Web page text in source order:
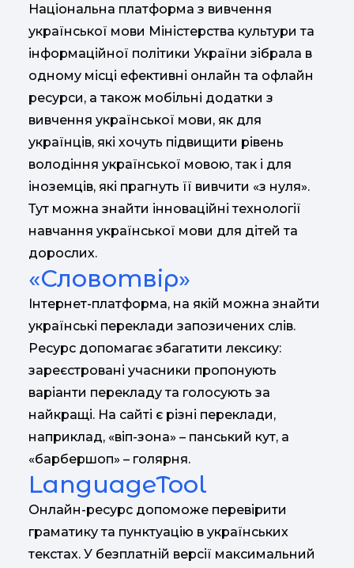
Національна платформа з вивчення
української мови Міністерства культури та
інформаційної політики України зібрала в
одному місці ефективні онлайн та офлайн
ресурси, а також мобільні додатки з
вивчення української мови, як для
українців, які хочуть підвищити рівень
володіння української мовою, так і для
іноземців, які прагнуть її вивчити «з нуля».
Тут можна знайти інноваційні технології
навчання української мови для дітей та
дорослих.
«Словотвір»
Інтернет-платформа, на якій можна знайти
українські переклади запозичених слів.
Ресурс допомагає збагатити лексику:
зареєстровані учасники пропонують
варіанти перекладу та голосують за
найкращі. На сайті є різні переклади,
наприклад, «віп-зона» – панський кут, а
«барбершоп» – голярня.
LanguageTool
Онлайн-ресурс допоможе перевірити
граматику та пунктуацію в українських
текстах. У безплатній версії максимальний